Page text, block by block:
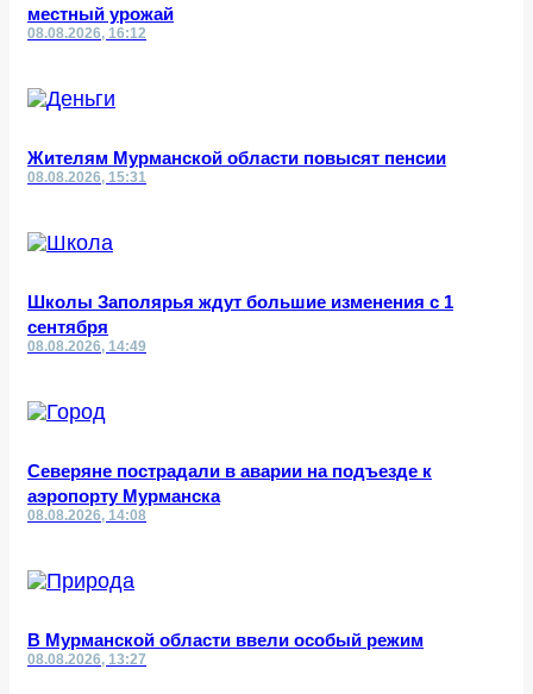
местный урожай
08.08.2026, 16:12
Жителям Мурманской области повысят пенсии
08.08.2026, 15:31
Школы Заполярья ждут большие изменения с 1
сентября
08.08.2026, 14:49
Северяне пострадали в аварии на подъезде к
аэропорту Мурманска
08.08.2026, 14:08
В Мурманской области ввели особый режим
08.08.2026, 13:27